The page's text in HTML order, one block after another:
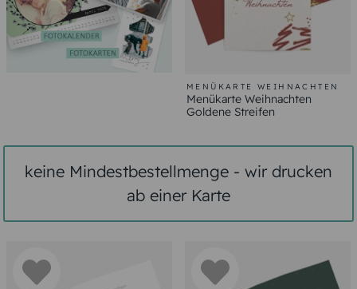
MENÜKARTE WEIHNACHTEN
Menükarte Weihnachten
Goldene Streifen
keine Mindestbestellmenge - wir drucken
ab einer Karte